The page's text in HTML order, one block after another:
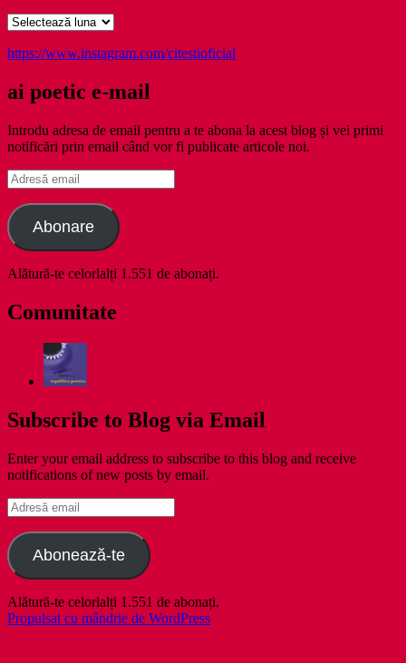
Arhive
https://www.instagram.com/citestioficial
ai poetic e-mail
Introdu adresa de email pentru a te abona la acest blog și vei primi
notificări prin email când vor fi publicate articole noi.
Adresă
email
Abonare
Alătură-te celorlalți 1.551 de abonați.
Comunitate
Subscribe to Blog via Email
Enter your email address to subscribe to this blog and receive
notifications of new posts by email.
Adresă
email
Abonează-te
Alătură-te celorlalți 1.551 de abonați.
Propulsat cu mândrie de WordPress